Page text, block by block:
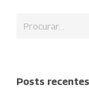
Posts recentes